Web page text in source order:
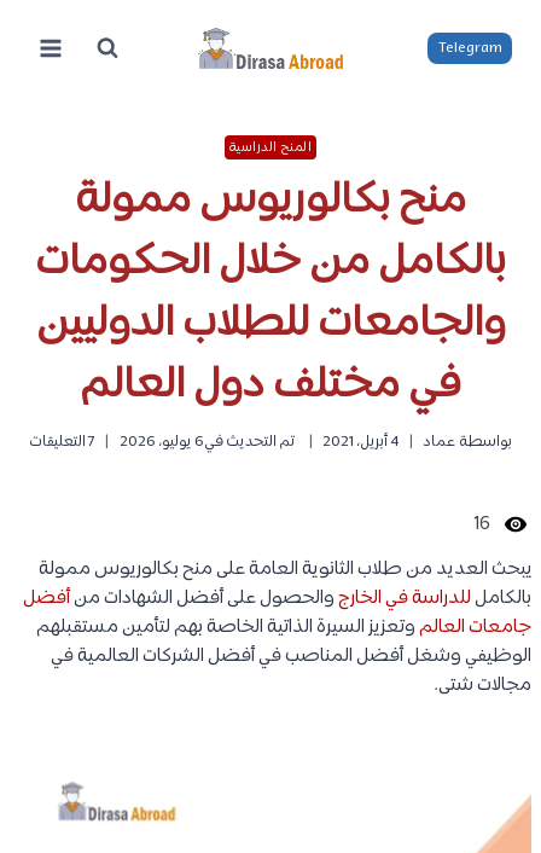
المحتوى
Telegram
المنح الدراسية
منح بكالوريوس ممولة
بالكامل من خلال الحكومات
والجامعات للطلاب الدوليين
في مختلف دول العالم
بواسطة عماد 4 أبريل، 2021 تم التحديث في6 يوليو، 2026 7 التعليقات
16
يبحث العديد من طلاب الثانوية العامة على منح بكالوريوس ممولة
بالكاملللدراسة في الخارجوالحصول على أفضل الشهادات منأفضل
جامعات العالموتعزيز السيرة الذاتية الخاصة بهم لتأمين مستقبلهم
الوظيفي وشغل أفضل المناصب في أفضل الشركات العالمية في
مجالات شتى.